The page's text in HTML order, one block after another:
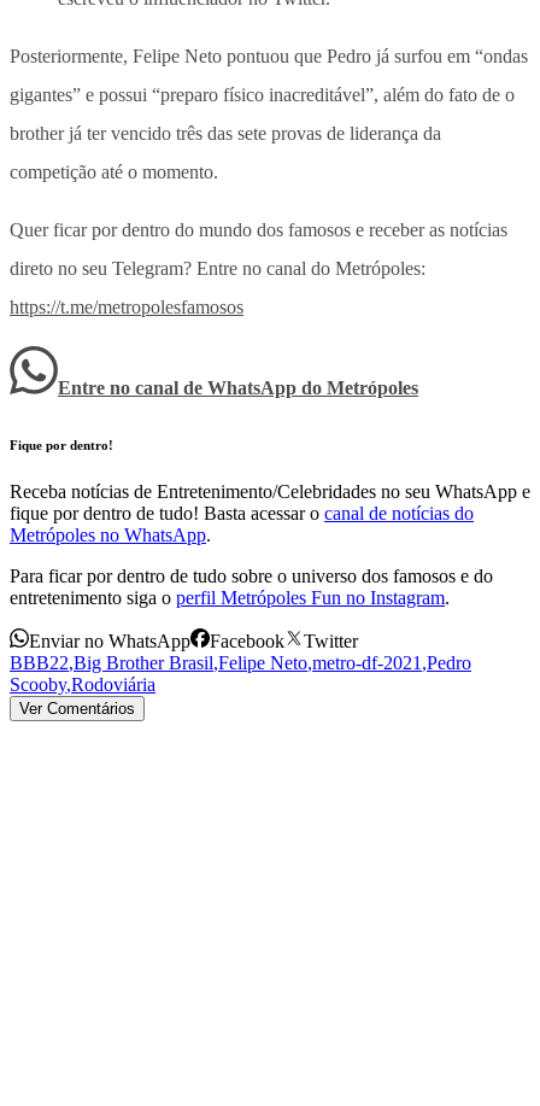
Posteriormente, Felipe Neto pontuou que Pedro já surfou em “ondas
gigantes” e possui “preparo físico inacreditável”, além do fato de o
brother já ter vencido três das sete provas de liderança da
competição até o momento.
Quer ficar por dentro do mundo dos famosos e receber as notícias
direto no seu Telegram? Entre no canal do Metrópoles:
https://t.me/metropolesfamosos
Entre no canal de WhatsApp do Metrópoles
Fique por dentro!
Receba notícias de Entretenimento/Celebridades no seu WhatsApp e
fique por dentro de tudo! Basta acessar o canal de notícias do
Metrópoles no WhatsApp.
Para ficar por dentro de tudo sobre o universo dos famosos e do
entretenimento siga o perfil Metrópoles Fun no Instagram.
Enviar no WhatsApp Facebook
Twitter
BBB22,Big Brother Brasil,Felipe Neto,metro-df-2021,Pedro
Scooby,Rodoviária
Ver Comentários